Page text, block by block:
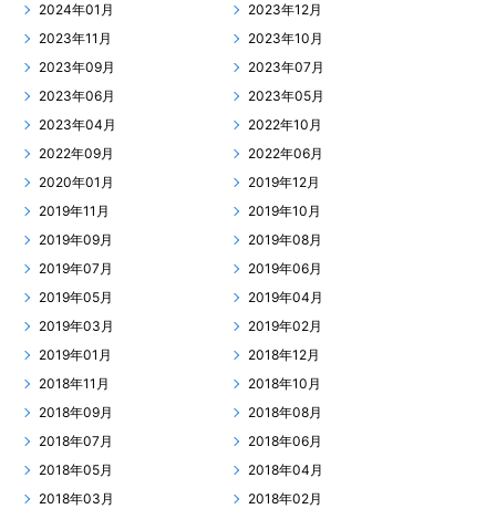
2024年01月
2023年12月
2023年11月
2023年10月
2023年09月
2023年07月
2023年06月
2023年05月
2023年04月
2022年10月
2022年09月
2022年06月
2020年01月
2019年12月
2019年11月
2019年10月
2019年09月
2019年08月
2019年07月
2019年06月
2019年05月
2019年04月
2019年03月
2019年02月
2019年01月
2018年12月
2018年11月
2018年10月
2018年09月
2018年08月
2018年07月
2018年06月
2018年05月
2018年04月
2018年03月
2018年02月